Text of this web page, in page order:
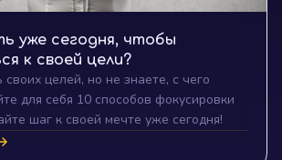
уже сегодня, чтобы
к своей цели?
своих целей, но не знаете, с чего
для себя 10 способов фокусировки
шаг к своей мечте уже сегодня!